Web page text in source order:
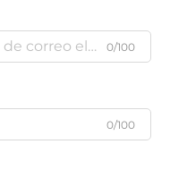
0/100
0/100